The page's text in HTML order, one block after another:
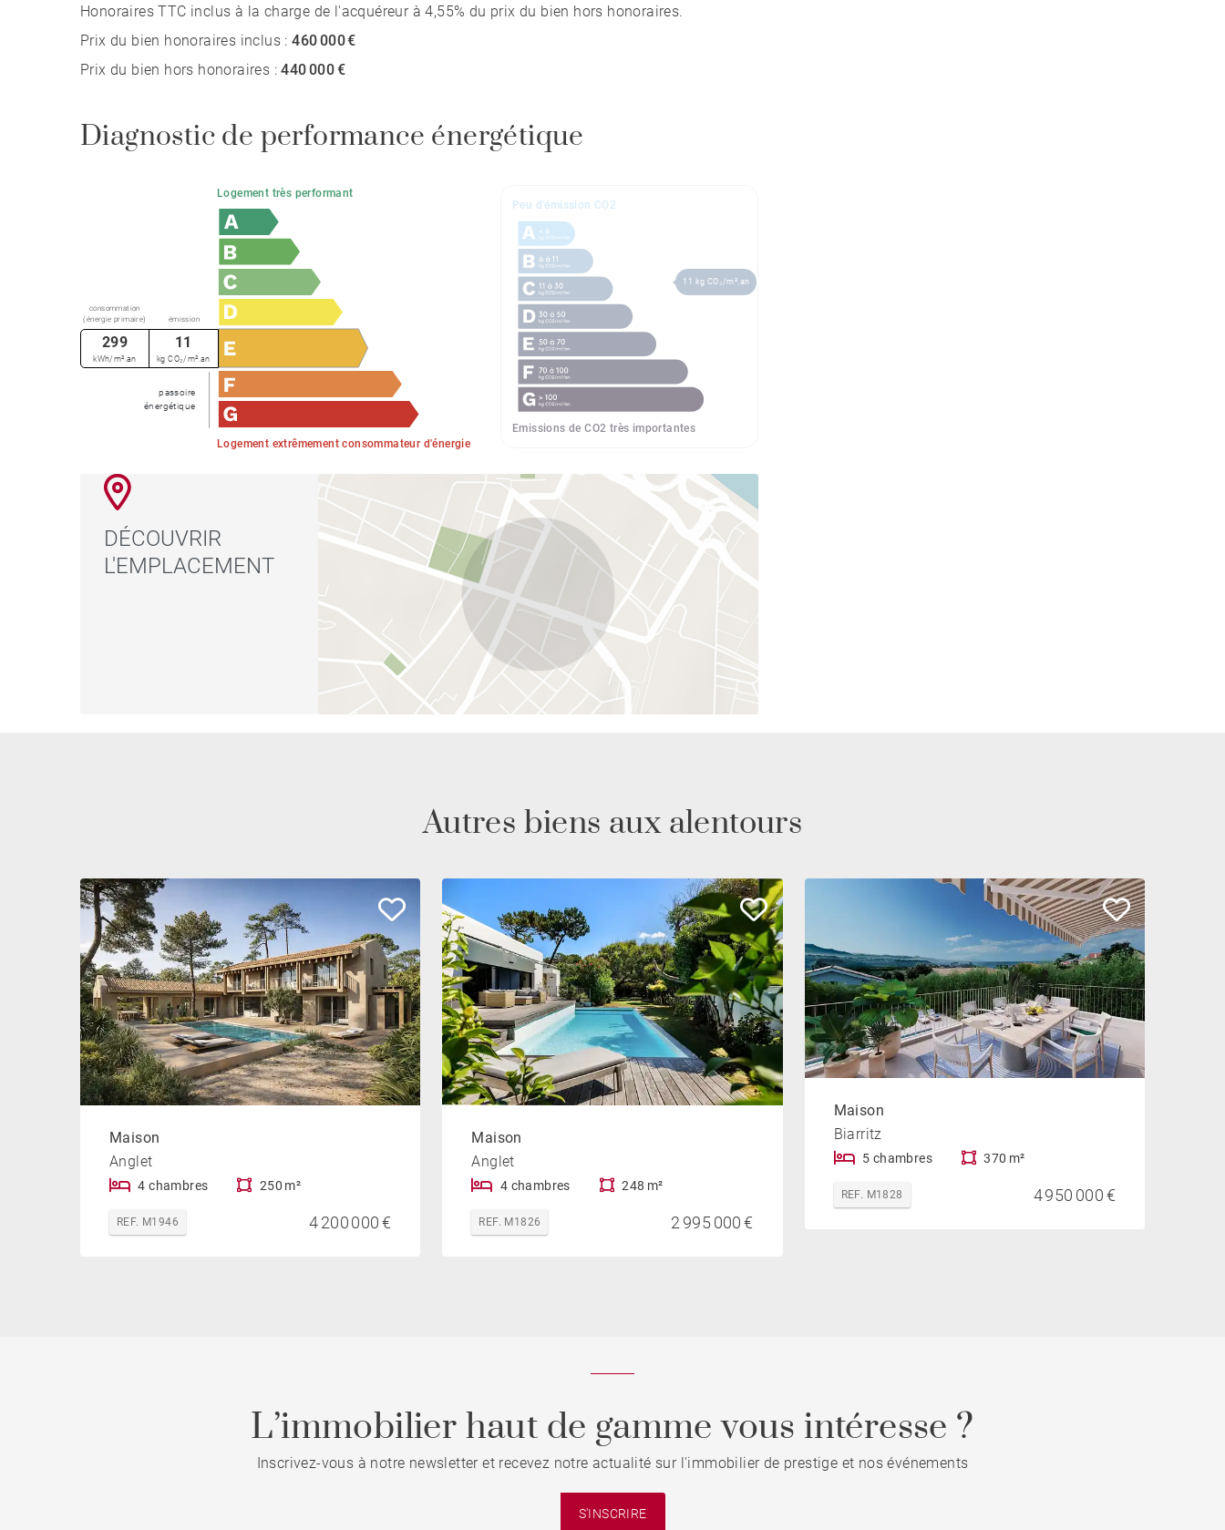
Honoraires TTC inclus à la charge de l'acquéreur à 4,55% du prix du bien hors honoraires.
Prix du bien honoraires inclus :460 000 €
Prix du bien hors honoraires :440 000 €
Diagnostic de performance énergétique
Logement très performant
Logement extrêmement consommateur d'énergie
passoire
énergétique
consommation
(énergie primaire)
émission
299
kWh/m².an
11
kg CO₂/m².an
Peu d'émission CO2
Emissions de CO2 très importantes
11 kg CO₂/m².an
DÉCOUVRIR
L'EMPLACEMENT
Autres biens aux alentours
Maison
Anglet
4 chambres 250 m²
REF. M1946 4 200 000 €
Maison
Anglet
4 chambres 248 m²
REF. M1826 2 995 000 €
Maison
Biarritz
5 chambres 370 m²
REF. M1828 4 950 000 €
L’immobilier haut de gamme vous intéresse ?
Inscrivez-vous à notre newsletter et recevez notre actualité sur l'immobilier de prestige et nos événements
S'INSCRIRE